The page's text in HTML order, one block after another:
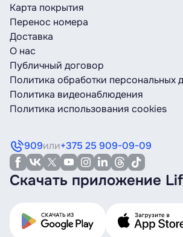
Карта покрытия
Перенос номера
Доставка
О нас
Публичный договор
Политика обработки персональных
Политика видеонаблюдения
Политика использования cookies
909или+375 25 909-09-09
Скачать приложение